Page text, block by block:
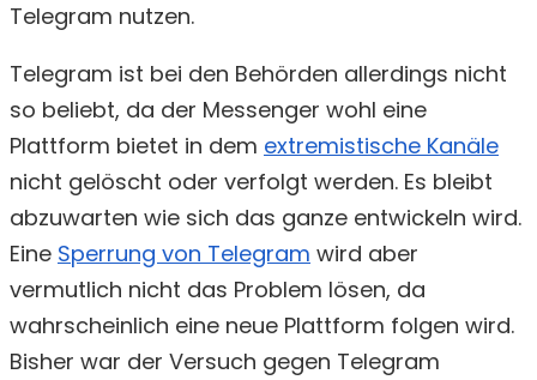
Telegram nutzen.
Telegram ist bei den Behörden allerdings nicht
so beliebt, da der Messenger wohl eine
Plattform bietet in dem extremistische Kanäle
nicht gelöscht oder verfolgt werden. Es bleibt
abzuwarten wie sich das ganze entwickeln wird.
Eine Sperrung von Telegram wird aber
vermutlich nicht das Problem lösen, da
wahrscheinlich eine neue Plattform folgen wird.
Bisher war der Versuch gegen Telegram